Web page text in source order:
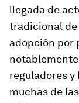
llegada de
tradicional de
adopción por
reguladores y
muchas de